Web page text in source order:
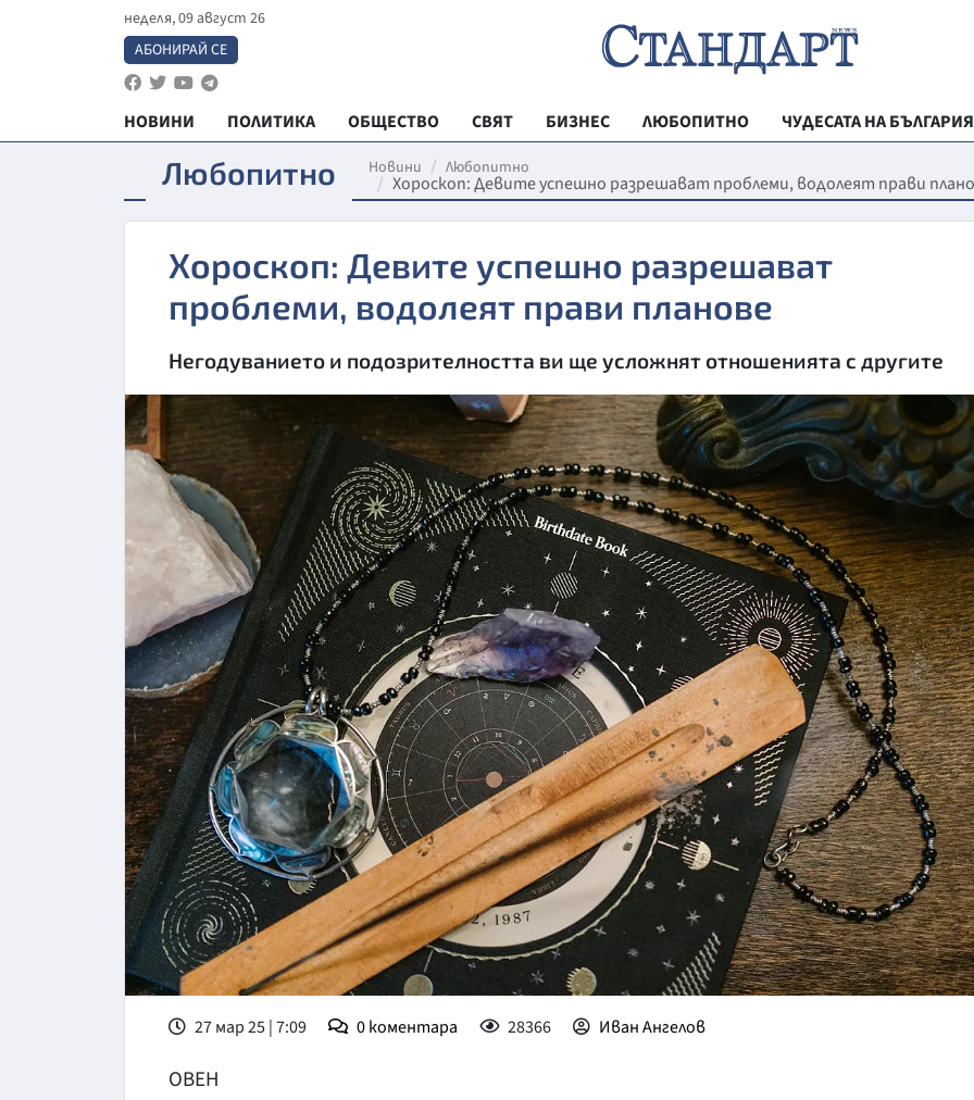
неделя, 09 август 26
АБОНИРАЙ СЕ
НОВИНИ ПОЛИТИКА ОБЩЕСТВО СВЯТ БИЗНЕС ЛЮБОПИТНО
ЧУДЕСАТА НА БЪЛГАРИЯ
ВЕСТНИК
МОЯТ ГРАД
ТЕХНОЛОГИИ
ДА!НА
ДА! НА
КУЛТУРА
ПРАВОСЪДИЕ
КРИМИ
ВЯРА
ОБЯВИ
ВОЙНАТА В
ВРЕМЕТО
Любопитно Новини Любопитно
Хороскоп: Девите успешно разрешават проблеми, водолеят прави
Хороскоп: Девите успешно разрешават
проблеми, водолеят прави планове
Негодуванието и подозрителността ви ще усложнят отношенията с другите
27 мар 25 | 7:09 0коментара 28366 Иван Ангелов
ОВЕН